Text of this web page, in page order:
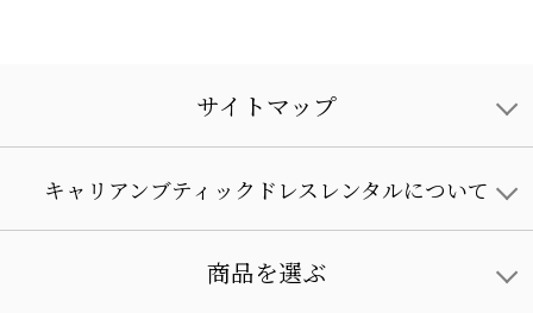
サイトマップ
キャリアンブティックドレスレンタルについて
商品を選ぶ